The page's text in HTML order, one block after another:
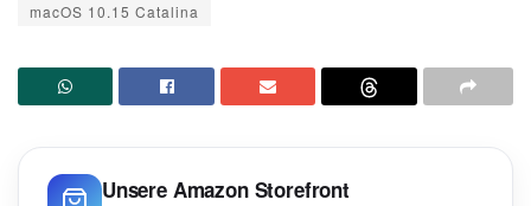
macOS 10.15 Catalina
Unsere Amazon Storefront